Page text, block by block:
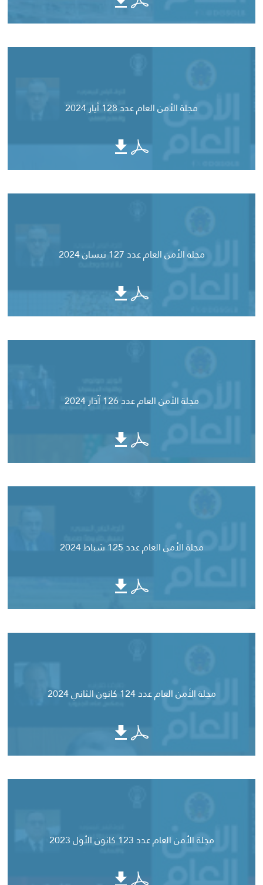
مجلة الأمن العام عدد 128 أيار 2024
مجلة الأمن العام عدد 127 نيسان 2024
مجلة الأمن العام عدد 126 آذار 2024
مجلة الأمن العام عدد 125 شباط 2024
مجلة الأمن العام عدد 124 كانون الثاني 2024
مجلة الأمن العام عدد 123 كانون الأول 2023